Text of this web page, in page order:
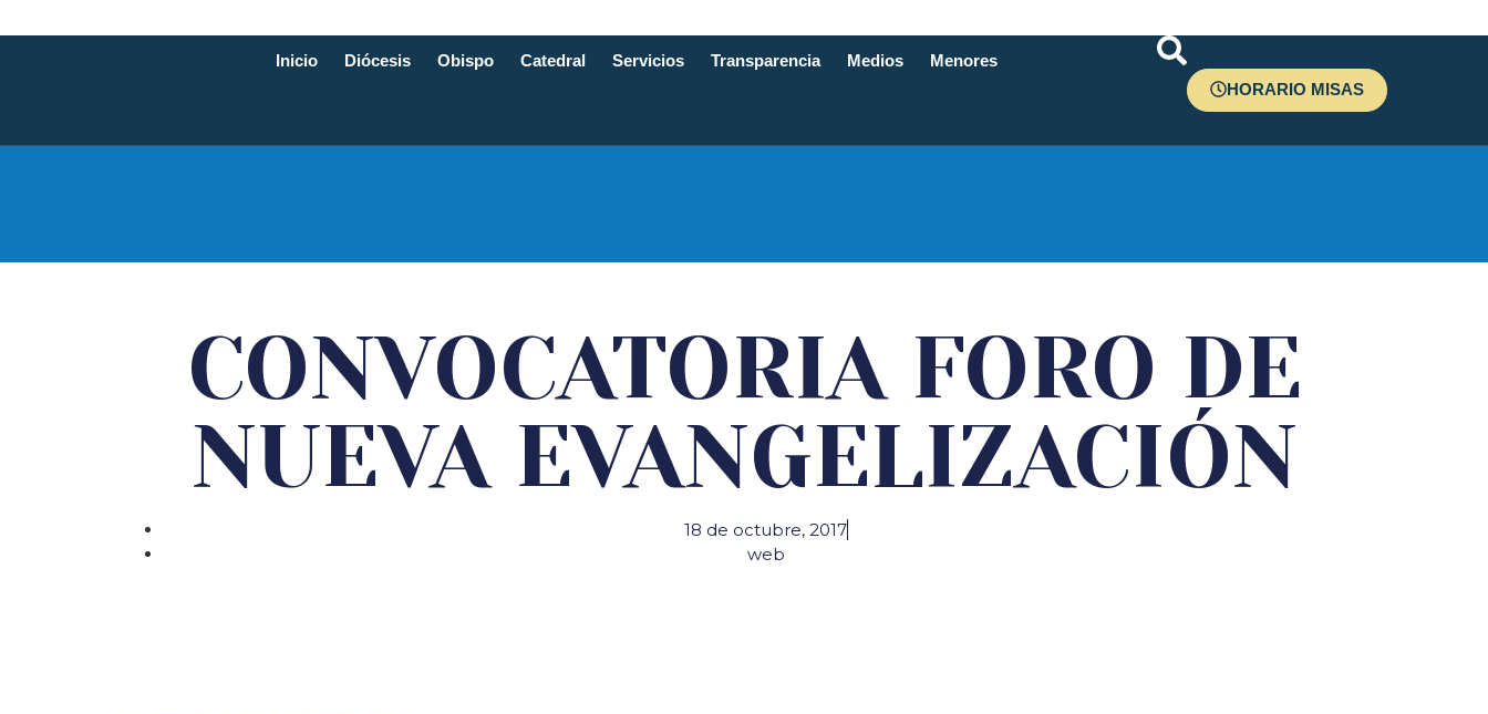
Inicio Diócesis Obispo Catedral Servicios Transparencia Medios
Menores
HORARIO MISAS
CONVOCATORIA FORO DE
NUEVA EVANGELIZACIÓN
18 de octubre, 2017
web